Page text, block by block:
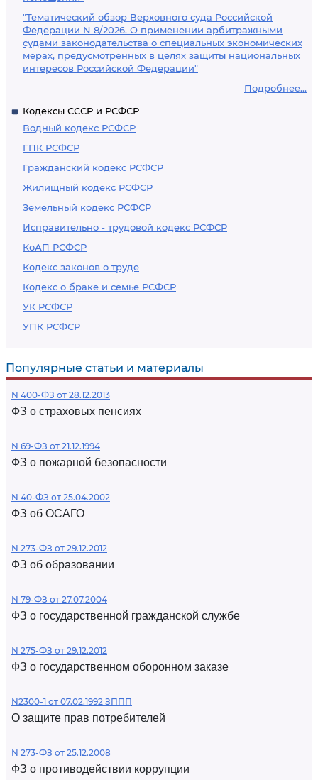
"Тематический обзор Верховного суда Российской
Федерации N 8/2026. О применении арбитражными
судами законодательства о специальных экономических
мерах, предусмотренных в целях защиты национальных
интересов Российской Федерации"
Подробнее...
Кодексы СССР и РСФСР
Водный кодекс РСФСР
ГПК РСФСР
Гражданский кодекс РСФСР
Жилищный кодекс РСФСР
Земельный кодекс РСФСР
Исправительно - трудовой кодекс РСФСР
КоАП РСФСР
Кодекс законов о труде
Кодекс о браке и семье РСФСР
УК РСФСР
УПК РСФСР
Популярные статьи и материалы
N 400-ФЗ от 28.12.2013
ФЗ о страховых пенсиях
N 69-ФЗ от 21.12.1994
ФЗ о пожарной безопасности
N 40-ФЗ от 25.04.2002
ФЗ об ОСАГО
N 273-ФЗ от 29.12.2012
ФЗ об образовании
N 79-ФЗ от 27.07.2004
ФЗ о государственной гражданской службе
N 275-ФЗ от 29.12.2012
ФЗ о государственном оборонном заказе
N2300-1 от 07.02.1992 ЗППП
О защите прав потребителей
N 273-ФЗ от 25.12.2008
ФЗ о противодействии коррупции